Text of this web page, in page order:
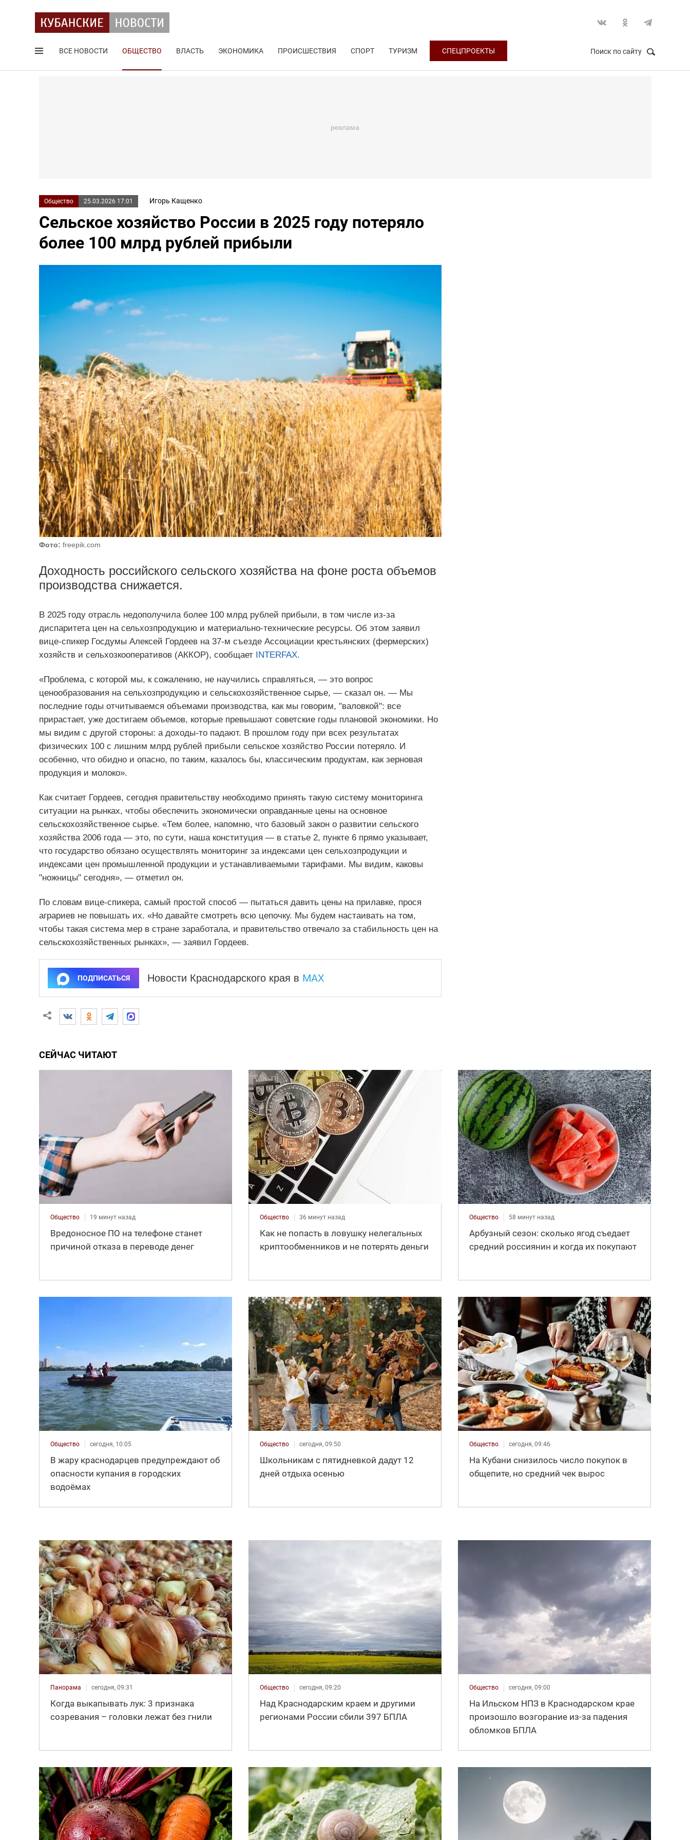
ВСЕ НОВОСТИ ОБЩЕСТВО ВЛАСТЬ ЭКОНОМИКА ПРОИСШЕСТВИЯ СПОРТ ТУРИЗМ СПЕЦПРОЕКТЫ Поиск по сайту
Общество 25.03.2026 17:01 Игорь Кащенко
Сельское хозяйство России в 2025 году потеряло
более 100 млрд рублей прибыли
Фото: freepik.com
Доходность российского сельского хозяйства на фоне роста объемов
производства снижается.
В 2025 году отрасль недополучила более 100 млрд рублей прибыли, в том числе из-за
диспаритета цен на сельхозпродукцию и материально-технические ресурсы. Об этом заявил
вице-спикер Госдумы Алексей Гордеев на 37-м съезде Ассоциации крестьянских (фермерских)
хозяйств и сельхозкооперативов (АККОР), сообщает
INTERFAX.
«Проблема, с которой мы, к сожалению, не научились справляться, — это вопрос
ценообразования на сельхозпродукцию и сельскохозяйственное сырье, — сказал он. — Мы
последние годы отчитываемся объемами производства, как мы говорим, "валовкой": все
прирастает, уже достигаем объемов, которые превышают советские годы плановой экономики. Но
мы видим с другой стороны: а доходы-то падают. В прошлом году при всех результатах
физических 100 с лишним млрд рублей прибыли сельское хозяйство России потеряло. И
особенно, что обидно и опасно, по таким, казалось бы, классическим продуктам, как зерновая
продукция и молоко».
Как считает Гордеев, сегодня правительству необходимо принять такую систему мониторинга
ситуации на рынках, чтобы обеспечить экономически оправданные цены на основное
сельскохозяйственное сырье. «Тем более, напомню, что базовый закон о развитии сельского
хозяйства 2006 года — это, по сути, наша конституция — в статье 2, пункте 6 прямо указывает,
что государство обязано осуществлять мониторинг за индексами цен сельхозпродукции и
индексами цен промышленной продукции и устанавливаемыми тарифами. Мы видим, каковы
"ножницы" сегодня», — отметил он.
По словам вице-спикера, самый простой способ — пытаться давить цены на прилавке, прося
аграриев не повышать их. «Но давайте смотреть всю цепочку. Мы будем настаивать на том,
чтобы такая система мер в стране заработала, и правительство отвечало за стабильность цен на
сельскохозяйственных рынках», — заявил Гордеев.
ПОДПИСАТЬСЯ Новости Краснодарского края в MAX
СЕЙЧАС ЧИТАЮТ
Общество 19 минут назад
Вредоносное ПО на телефоне станет
причиной отказа в переводе денег
Общество 36 минут назад
Как не попасть в ловушку нелегальных
криптообменников и не потерять деньги
Общество 58 минут назад
Арбузный сезон: сколько ягод съедает
средний россиянин и когда их покупают
Общество сегодня, 10:05
В жару краснодарцев предупреждают об
опасности купания в городских
водоёмах
Общество сегодня, 09:50
Школьникам с пятидневкой дадут 12
дней отдыха осенью
Общество сегодня, 09:46
На Кубани снизилось число покупок в
общепите, но средний чек вырос
Панорама сегодня, 09:31
Когда выкапывать лук: 3 признака
созревания – головки лежат без гнили
Общество сегодня, 09:20
Над Краснодарским краем и другими
регионами России сбили 397 БПЛА
Общество сегодня, 09:00
На Ильском НПЗ в Краснодарском крае
произошло возгорание из-за падения
обломков БПЛА